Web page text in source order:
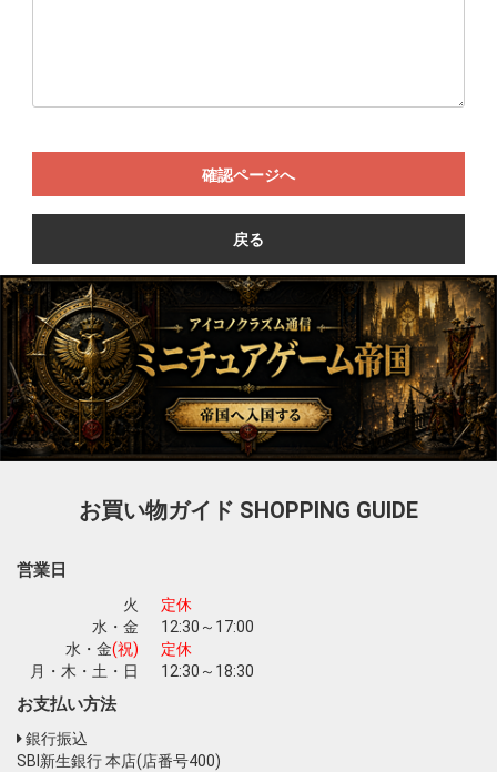
確認ページへ
戻る
お買い物ガイド SHOPPING GUIDE
営業日
火
定休
水・金
12:30～17:00
水・金(祝)
定休
月・木・土・日
12:30～18:30
お支払い方法
銀行振込
SBI新生銀行 本店(店番号400)